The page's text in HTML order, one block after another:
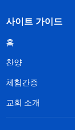
사이트 가이드
홈
찬양
체험간증
교회 소개